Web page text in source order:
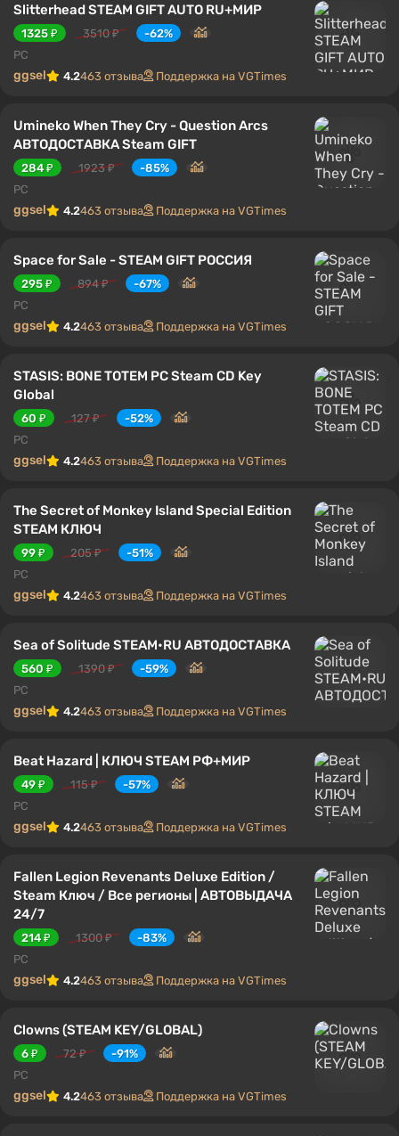
Slitterhead STEAM GIFT AUTO RU+МИР
1325 ₽ 3510 ₽
-62%
PC
ggsel 4.2463 отзыва Поддержка на VGTimes
Umineko When They Cry - Question Arcs
АВТОДОСТАВКА Steam GIFT
284 ₽ 1923 ₽
-85%
PC
ggsel 4.2463 отзыва Поддержка на VGTimes
Space for Sale - STEAM GIFT РОССИЯ
295 ₽ 894 ₽
-67%
PC
ggsel 4.2463 отзыва Поддержка на VGTimes
STASIS: BONE TOTEM PC Steam CD Key
Global
60 ₽ 127 ₽
-52%
PC
ggsel 4.2463 отзыва Поддержка на VGTimes
The Secret of Monkey Island Special Edition
STEAM КЛЮЧ
99 ₽ 205 ₽
-51%
PC
ggsel 4.2463 отзыва Поддержка на VGTimes
Sea of Solitude STEAM•RU АВТОДОСТАВКА
560 ₽ 1390 ₽
-59%
PC
ggsel 4.2463 отзыва Поддержка на VGTimes
Beat Hazard | КЛЮЧ STEAM РФ+МИР
49 ₽ 115 ₽
-57%
PC
ggsel 4.2463 отзыва Поддержка на VGTimes
Fallen Legion Revenants Deluxe Edition /
Steam Ключ / Все регионы | АВТОВЫДАЧА
24/7
214 ₽ 1300 ₽
-83%
PC
ggsel 4.2463 отзыва Поддержка на VGTimes
Clowns (STEAM KEY/GLOBAL)
6 ₽ 72 ₽
-91%
PC
ggsel 4.2463 отзыва Поддержка на VGTimes